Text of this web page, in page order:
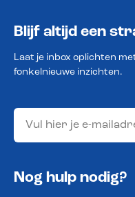
Blijf altijd een
Laat je inbox oplichten
fonkelnieuwe inzichten.
Nog hulp nodig?